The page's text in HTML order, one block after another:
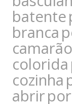
batente
branca
camarão
colorida
cozinha
abrir